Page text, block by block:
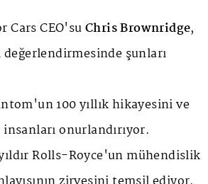
Cars CEO'suChris Brownridge,
şunları
100 yıllık hikayesini ve
onurlandırıyor.
Rolls-Royce'un mühendislik